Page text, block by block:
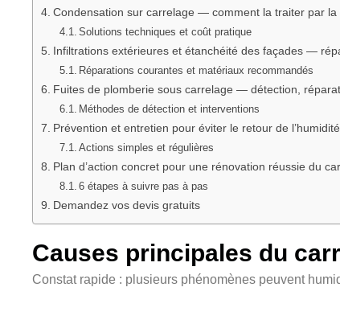
Condensation sur carrelage — comment la traiter par la
Solutions techniques et coût pratique
Infiltrations extérieures et étanchéité des façades —
Réparations courantes et matériaux recommandés
Fuites de plomberie sous carrelage — détection,
Méthodes de détection et interventions
Prévention et entretien pour éviter le retour de
Actions simples et régulières
Plan d’action concret pour une rénovation réussie du
6 étapes à suivre pas à pas
Demandez vos devis gratuits
Causes principales du
Constat rapide : plusieurs phénomènes peuvent